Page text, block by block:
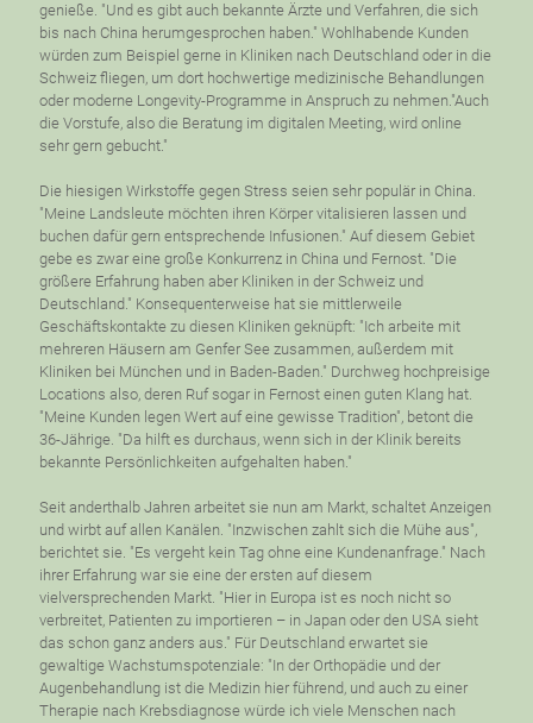
genieße. "Und es gibt auch bekannte Ärzte und Verfahren, die sich
bis nach China herumgesprochen haben." Wohlhabende Kunden
würden zum Beispiel gerne in Kliniken nach Deutschland oder in die
Schweiz fliegen, um dort hochwertige medizinische Behandlungen
oder moderne Longevity-Programme in Anspruch zu nehmen."Auch
die Vorstufe, also die Beratung im digitalen Meeting, wird online
sehr gern gebucht."
Die hiesigen Wirkstoffe gegen Stress seien sehr populär in China.
"Meine Landsleute möchten ihren Körper vitalisieren lassen und
buchen dafür gern entsprechende Infusionen." Auf diesem Gebiet
gebe es zwar eine große Konkurrenz in China und Fernost. "Die
größere Erfahrung haben aber Kliniken in der Schweiz und
Deutschland." Konsequenterweise hat sie mittlerweile
Geschäftskontakte zu diesen Kliniken geknüpft: "Ich arbeite mit
mehreren Häusern am Genfer See zusammen, außerdem mit
Kliniken bei München und in Baden-Baden." Durchweg hochpreisige
Locations also, deren Ruf sogar in Fernost einen guten Klang hat.
"Meine Kunden legen Wert auf eine gewisse Tradition", betont die
36-Jährige. "Da hilft es durchaus, wenn sich in der Klinik bereits
bekannte Persönlichkeiten aufgehalten haben."
Seit anderthalb Jahren arbeitet sie nun am Markt, schaltet Anzeigen
und wirbt auf allen Kanälen. "Inzwischen zahlt sich die Mühe aus",
berichtet sie. "Es vergeht kein Tag ohne eine Kundenanfrage." Nach
ihrer Erfahrung war sie eine der ersten auf diesem
vielversprechenden Markt. "Hier in Europa ist es noch nicht so
verbreitet, Patienten zu importieren – in Japan oder den USA sieht
das schon ganz anders aus." Für Deutschland erwartet sie
gewaltige Wachstumspotenziale: "In der Orthopädie und der
Augenbehandlung ist die Medizin hier führend, und auch zu einer
Therapie nach Krebsdiagnose würde ich viele Menschen nach